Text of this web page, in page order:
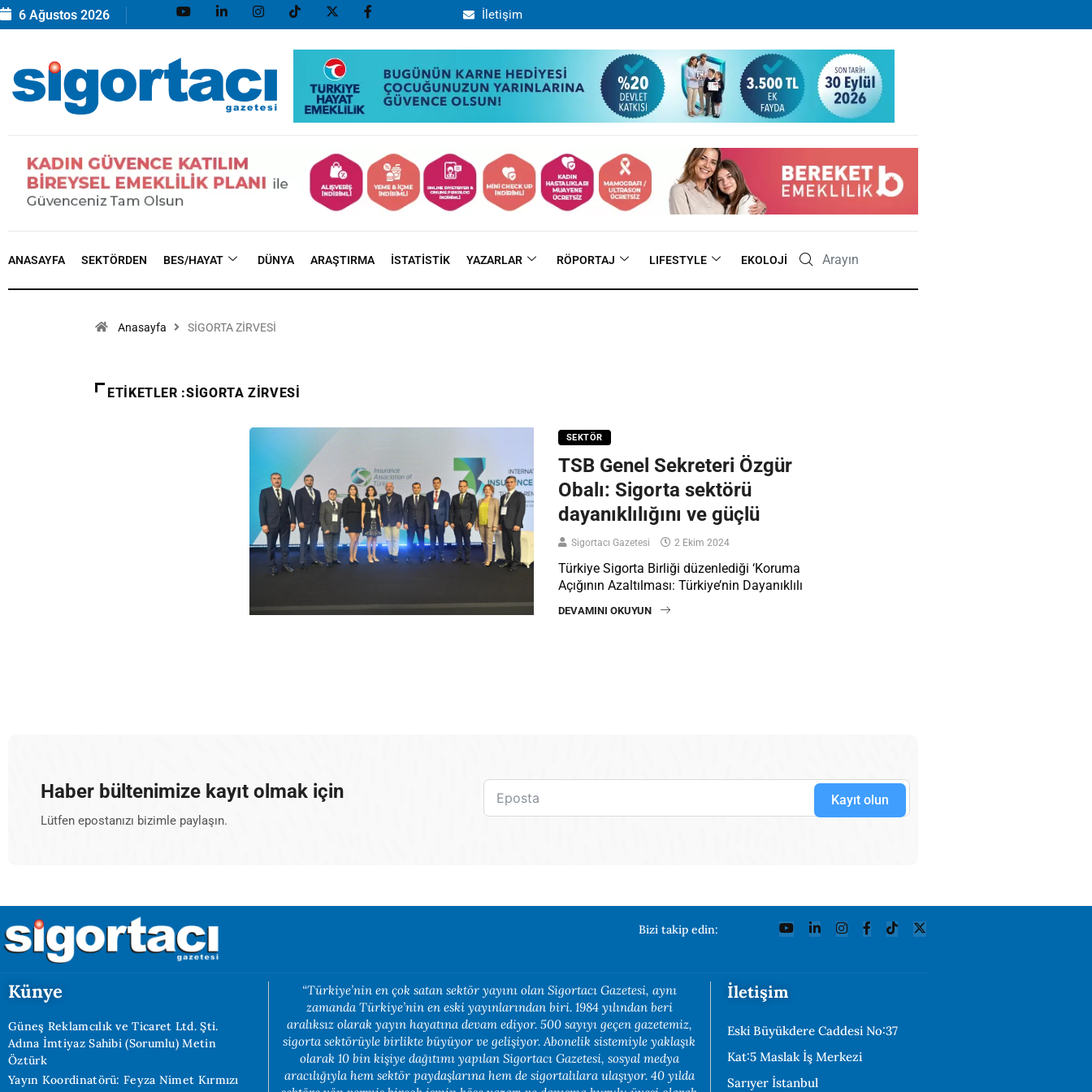
6 Ağustos 2026 İletişim
ANASAYFA SEKTÖRDEN BES/HAYAT DÜNYA ARAŞTIRMA İSTATISTIK YAZARLAR RÖPORTAJ LIFESTYLE EKOLOJI
Anasayfa SİGORTA ZİRVESİ
ETIKETLER :SİGORTA ZİRVESİ
SEKTÖR
TSB Genel Sekreteri Özgür
Obalı: Sigorta sektörü
dayanıklılığını ve güçlü
Sigortacı Gazetesi 2 Ekim 2024
Türkiye Sigorta Birliği düzenlediği ‘Koruma
Açığının Azaltılması: Türkiye’nin Dayanıklılı
DEVAMINI OKUYUN
Haber bültenimize kayıt olmak için
Lütfen epostanızı bizimle paylaşın.
Kayıt olun
Bizi takip edin:
Künye
Güneş Reklamcılık ve Ticaret Ltd. Şti.
Adına İmtiyaz Sahibi (Sorumlu) Metin
Öztürk
Yayın Koordinatörü: Feyza Nimet Kırmızı
“Türkiye’nin en çok satan sektör yayını olan Sigortacı Gazetesi, aynı
zamanda Türkiye’nin en eski yayınlarından biri. 1984 yılından beri
aralıksız olarak yayın hayatına devam ediyor. 500 sayıyı geçen gazetemiz,
sigorta sektörüyle birlikte büyüyor ve gelişiyor. Abonelik sistemiyle yaklaşık
olarak 10 bin kişiye dağıtımı yapılan Sigortacı Gazetesi, sosyal medya
aracılığıyla hem sektör paydaşlarına hem de sigortalılara ulaşıyor. 40 yılda
İletişim
Eski Büyükdere Caddesi No:37
Kat:5 Maslak İş Merkezi
Sarıyer İstanbul